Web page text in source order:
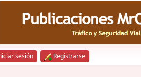
sesión Registrarse